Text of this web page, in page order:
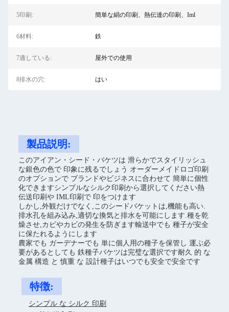
5印刷: 簡単な絹の印刷、熱伝達の印刷、Iml
6材料: 鉄
7適している: 屋外での使用
8排水の穴: はい
製品説明:
このアイアン・シード・バケツは 滑らかでスタイリッシュ
な銀色の色で 印象に残るでしょう オーダーメイドロゴ印刷
のオプションで ブランドやビジネスに合わせて 簡単に個性
化できますシンプルなシルク印刷から選択してください熱
伝送印刷や IML印刷で 印をつけます
しかし,外観だけでなく,このシードバケットは,機能も高い.
排水孔を組み込み,適切な換気と排水を可能にします.種を乾
燥させ,カビやカビの発生を防ぎます輸送中でも 種子が安全
に保たれるようにします
農家でも ガーデナーでも 単に個人用の種子を保管し 運ぶ必
要があるとしても 鉄種子バケツは完璧な選択です耐久 的 な
金属 構造 と 慎重 な 設計種子はいつでも安全で安全です
特徴:
シンプル な シルク 印刷